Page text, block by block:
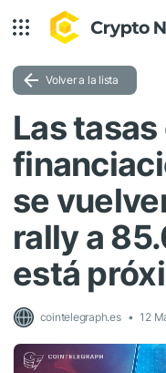
Volver a la lista
Las tasas
se
rally a
está
cointelegraph.es 12